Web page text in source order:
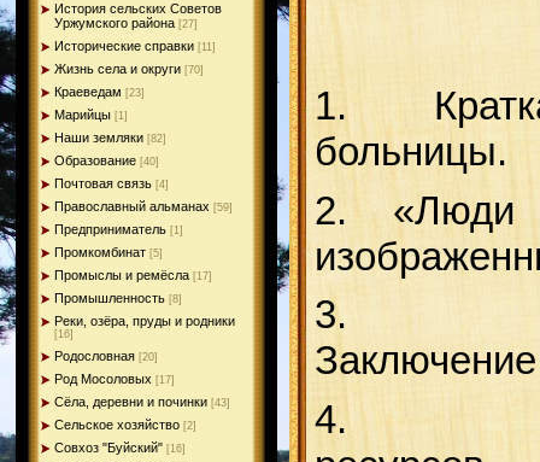
История сельских Советов
Уржумского района [27]
Исторические справки [11]
Жизнь села и округи [70]
Краеведам [23]
Марийцы [1]
Наши земляки [82]
Образование [40]
Почтовая связь [4]
Православный альманах [59]
Предприниматель [1]
Промкомбинат [5]
Промыслы и ремёсла [17]
Промышленность [8]
Реки, озёра, пруды и родники
[16]
Родословная [20]
Род Мосоловых [17]
Сёла, деревни и починки [43]
Сельское хозяйство [2]
Совхоз "Буйский" [16]
1.
2. «Люди
3.